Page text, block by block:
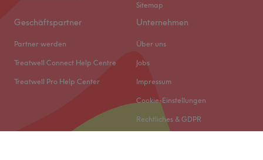
Sitemap
Geschäftspartner
Partner werden
Treatwell Connect Help Centre
Treatwell Pro Help Center
Unternehmen
Über uns
Jobs
Impressum
Cookie-Einstellungen
Rechtliches & GDPR